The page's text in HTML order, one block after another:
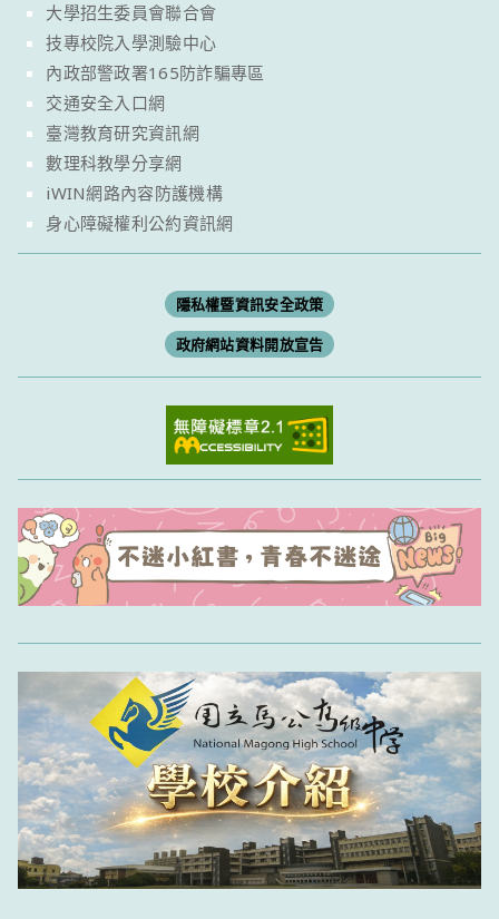
大學招生委員會聯合會
技專校院入學測驗中心
內政部警政署165防詐騙專區
交通安全入口網
臺灣教育研究資訊網
數理科教學分享網
iWIN網路內容防護機構
身心障礙權利公約資訊網
隱私權暨資訊安全政策
政府網站資料開放宣告